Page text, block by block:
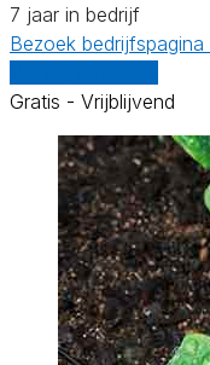
7 jaar in bedrijf
Bezoek bedrijfspagina
Gratis - Vrijblijvend